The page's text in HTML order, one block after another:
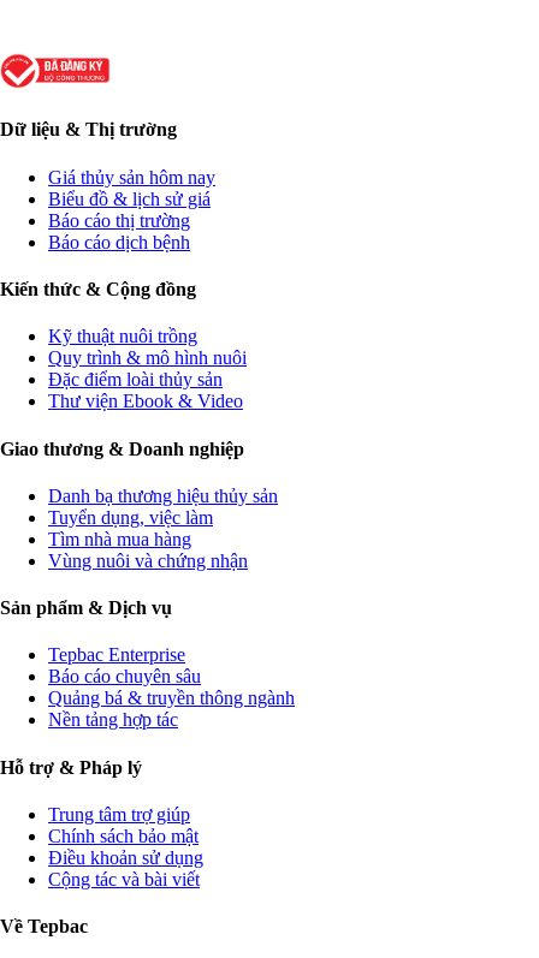
Dữ liệu & Thị trường
Giá thủy sản hôm nay
Biểu đồ & lịch sử giá
Báo cáo thị trường
Báo cáo dịch bệnh
Kiến thức & Cộng đồng
Kỹ thuật nuôi trồng
Quy trình & mô hình nuôi
Đặc điểm loài thủy sản
Thư viện Ebook & Video
Giao thương & Doanh nghiệp
Danh bạ thương hiệu thủy sản
Tuyển dụng, việc làm
Tìm nhà mua hàng
Vùng nuôi và chứng nhận
Sản phẩm & Dịch vụ
Tepbac Enterprise
Báo cáo chuyên sâu
Quảng bá & truyền thông ngành
Nền tảng hợp tác
Hỗ trợ & Pháp lý
Trung tâm trợ giúp
Chính sách bảo mật
Điều khoản sử dụng
Cộng tác và bài viết
Về Tepbac